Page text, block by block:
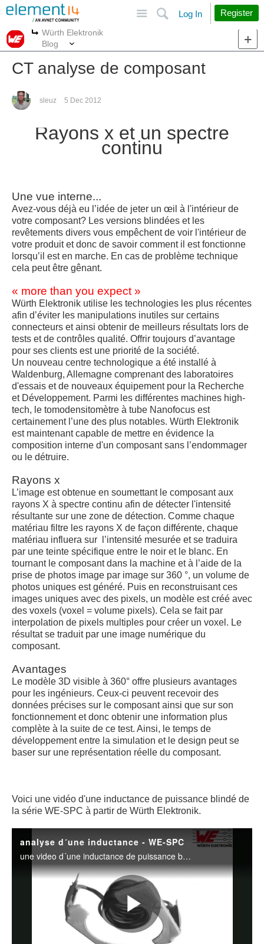
Search
Log In Register
More
Würth Elektronik
Blog
CT analyse de composant
sleuz 5 Dec 2012
Rayons x et un spectre
continu
Une vue interne...
Avez-vous déjà eu l’idée de jeter un œil à l'intérieur de
votre composant? Les versions blindées et les
revêtements divers vous empêchent de voir l'intérieur de
votre produit et donc de savoir comment il est fonctionne
lorsqu’il est en marche. En cas de problème technique
cela peut être gênant.
« more than you expect »
Würth Elektronik utilise les technologies les plus récentes
afin d’éviter les manipulations inutiles sur certains
connecteurs et ainsi obtenir de meilleurs résultats lors de
tests et de contrôles qualité. Offrir toujours d’avantage
pour ses clients est une priorité de la société.
Un nouveau centre technologique a été installé à
Waldenburg, Allemagne comprenant des laboratoires
d'essais et de nouveaux équipement pour la Recherche
et Développement. Parmi les différentes machines high-
tech, le tomodensitomètre à tube Nanofocus est
certainement l’une des plus notables. Würth Elektronik
est maintenant capable de mettre en évidence la
composition interne d'un composant sans l’endommager
ou le détruire.
Rayons x
L’image est obtenue en soumettant le composant aux
rayons X à spectre continu afin de détecter l'intensité
résultante sur une zone de détection. Comme chaque
matériau filtre les rayons X de façon différente, chaque
matériau influera sur l’intensité mesurée et se traduira
par une teinte spécifique entre le noir et le blanc. En
tournant le composant dans la machine et à l’aide de la
prise de photos image par image sur 360 °, un volume de
photos uniques est généré. Puis en reconstruisant ces
images uniques avec des pixels, un modèle est créé avec
des voxels (voxel = volume pixels). Cela se fait par
interpolation de pixels multiples pour créer un voxel. Le
résultat se traduit par une image numérique du
composant.
Avantages
Le modèle 3D visible à 360° offre plusieurs avantages
pour les ingénieurs. Ceux-ci peuvent recevoir des
données précises sur le composant ainsi que sur son
fonctionnement et donc obtenir une information plus
complète à la suite de ce test. Ainsi, le temps de
développement entre la simulation et le design peut se
baser sur une représentation réelle du composant.
Voici une vidéo d'une inductance de puissance blindé de
la série WE-SPC à partir de Würth Elektronik.